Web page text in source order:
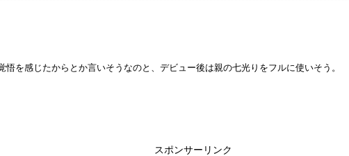
を感じたからとか言いそうなのと、デビュー後は親の七光りをフルに使いそう。
スポンサーリンク